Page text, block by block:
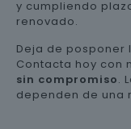
y cumpliendo
renovado.
Deja de posponer
Contacta hoy con
sin compromiso.
dependen de una